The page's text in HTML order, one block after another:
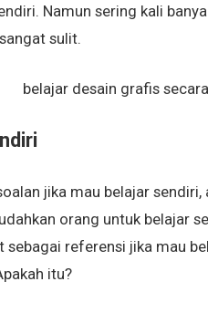
Namun sering kali
sulit.
jika mau belajar
orang untuk belajar
sebagai referensi jika mau
itu?